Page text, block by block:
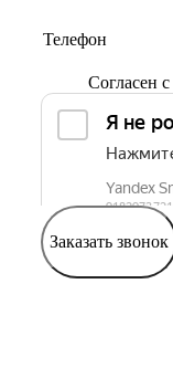
Согласен с
Заказать звонок